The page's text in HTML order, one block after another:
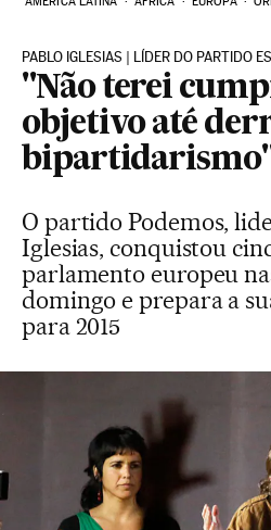
PABLO IGLESIAS | LÍDER DO PARTIDO
"Não terei
objetivo até
O partido Podemos,
Iglesias, conquistou
parlamento europeu
domingo e prepara a
para 2015